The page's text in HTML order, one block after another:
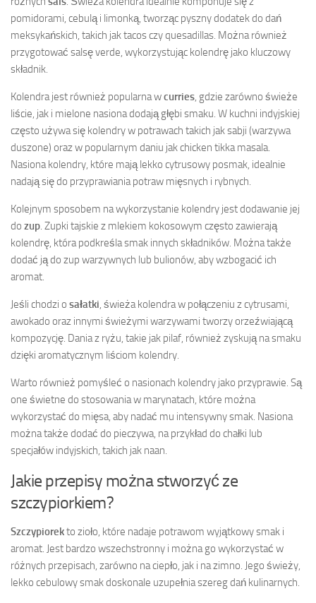
pomidorami, cebulą i limonką, tworząc pyszny dodatek do dań
meksykańskich, takich jak tacos czy quesadillas. Można również
przygotować salsę verde, wykorzystując kolendrę jako kluczowy
składnik.
Kolendra jest również popularna wcurries, gdzie zarówno świeże
liście, jak i mielone nasiona dodają głębi smaku. W kuchni indyjskiej
często używa się kolendry w potrawach takich jak sabji (warzywa
duszone) oraz w popularnym daniu jak chicken tikka masala.
Nasiona kolendry, które mają lekko cytrusowy posmak, idealnie
nadają się do przyprawiania potraw mięsnych i rybnych.
Kolejnym sposobem na wykorzystanie kolendry jest dodawanie jej
do zup. Zupki tajskie z mlekiem kokosowym często zawierają
kolendrę, która podkreśla smak innych składników. Można także
dodać ją do zup warzywnych lub bulionów, aby wzbogacić ich
aromat.
Jeśli chodzi o sałatki, świeża kolendra w połączeniu z cytrusami,
awokado oraz innymi świeżymi warzywami tworzy orzeźwiającą
kompozycję. Dania z ryżu, takie jak pilaf, również zyskują na smaku
dzięki aromatycznym liściom kolendry.
Warto również pomyśleć o nasionach kolendry jako przyprawie. Są
one świetne do stosowania w marynatach, które można
wykorzystać do mięsa, aby nadać mu intensywny smak. Nasiona
można także dodać do pieczywa, na przykład do chałki lub
specjałów indyjskich, takich jak naan.
Jakie przepisy można stworzyć ze
szczypiorkiem?
Szczypiorekto zioło, które nadaje potrawom wyjątkowy smak i
aromat. Jest bardzo wszechstronny i można go wykorzystać w
różnych przepisach, zarówno na ciepło, jak i na zimno. Jego świeży,
lekko cebulowy smak doskonale uzupełnia szereg dań kulinarnych.